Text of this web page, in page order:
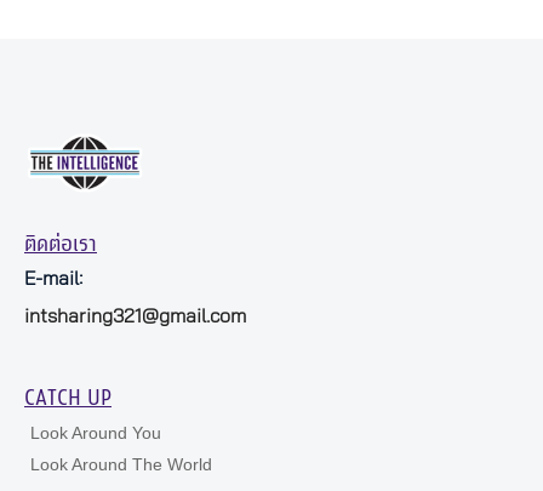
ติดต่อเรา
E-mail:
intsharing321@gmail.com
CATCH UP
Look Around You
Look Around The World